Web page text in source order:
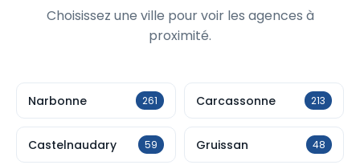
Choisissez une ville pour voir les agences à
proximité.
Narbonne 261 Carcassonne 213
Castelnaudary 59 Gruissan 48